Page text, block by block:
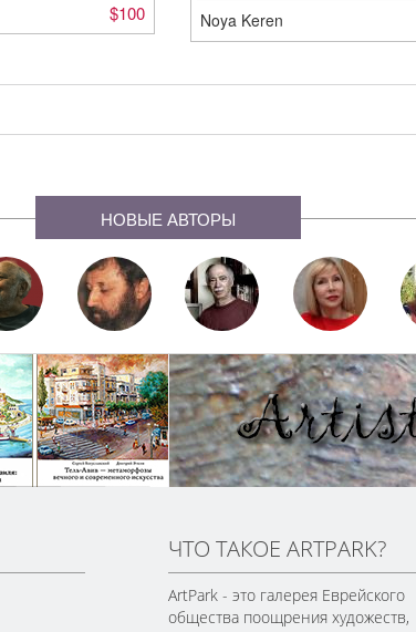
$100
Noya Keren
НОВЫЕ АВТОРЫ
ЧТО ТАКОЕ ARTPARK?
ArtPark - это галерея Еврейского
общества поощрения художеств,